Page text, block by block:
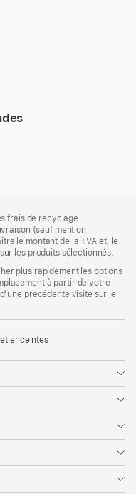
frais de recyclage
(sauf mention
le montant de la TVA et, le
les produits sélectionnés.
plus rapidement les options
à partir de votre
précédente visite sur le
enceintes